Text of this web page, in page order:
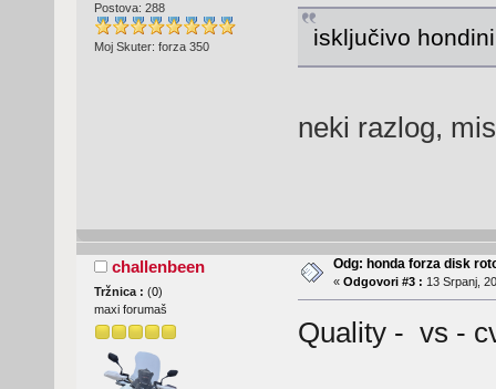
Postova: 288
Moj Skuter: forza 350
isključivo
neki razlog,
challenbeen
Tržnica : (0)
maxi forumaš
Odg: honda forza disk
« Odgovori #3 : 13 Srpanj,
Quality - vs -